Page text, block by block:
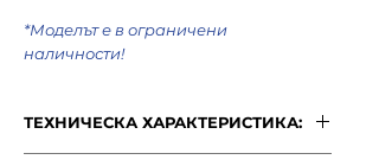
*Моделът е в ограничени
наличности!
ТЕХНИЧЕСКА ХАРАКТЕРИСТИКА: